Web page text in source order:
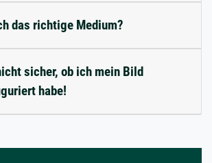
das richtige Medium?
sicher, ob ich mein Bild
habe!